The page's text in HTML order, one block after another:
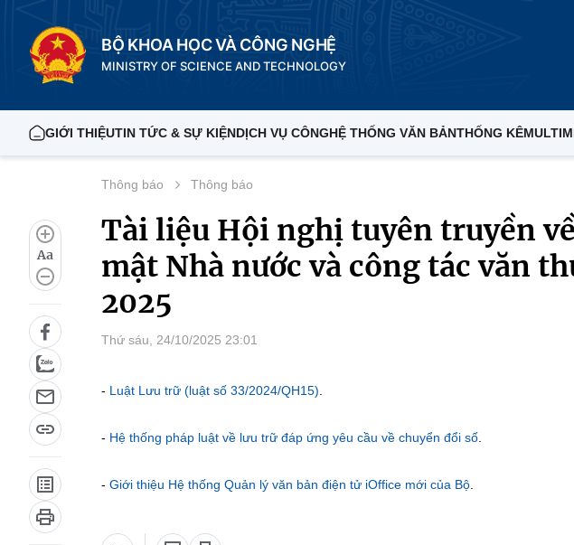
BỘ KHOA HỌC VÀ CÔNG NGHỆ
MINISTRY OF SCIENCE AND TECHNOLOGY
GIỚI THIỆUTIN TỨC & SỰ KIỆNDỊCH VỤ CÔNGHỆ THỐNG VĂN BẢNTHỐNG KÊ
Aa
Thông báo Thông báo
Tài liệu Hội nghị tuyên truyền
mật Nhà nước và công tác văn
2025
Thứ sáu, 24/10/2025 23:01
- Luật Lưu trữ (luật số 33/2024/QH15)
- Hệ thống pháp luật về lưu trữ đáp ứng yêu cầu về chuyển đổi số
- Giới thiệu Hệ thống Quản lý văn bản điện tử iOffice mới của Bộ